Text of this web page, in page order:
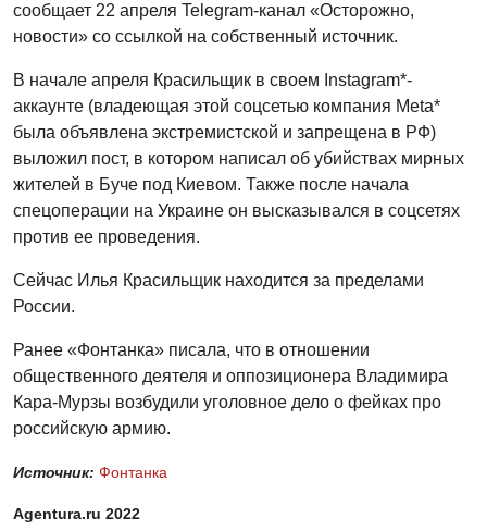
сообщает 22 апреля Telegram-канал «Осторожно,
новости» со ссылкой на собственный источник.
В начале апреля Красильщик в своем Instagram*-
аккаунте (владеющая этой соцсетью компания Meta*
была объявлена экстремистской и запрещена в РФ)
выложил пост, в котором написал об убийствах мирных
жителей в Буче под Киевом. Также после начала
спецоперации на Украине он высказывался в соцсетях
против ее проведения.
Сейчас Илья Красильщик находится за пределами
России.
Ранее «Фонтанка» писала, что в отношении
общественного деятеля и оппозиционера Владимира
Кара-Мурзы возбудили уголовное дело о фейках про
российскую армию.
Источник: Фонтанка
Agentura.ru 2022